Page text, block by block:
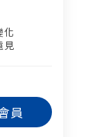
化​
見
員